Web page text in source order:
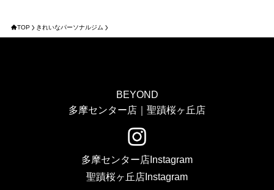
TOP きれいなパーソナルジム
BEYOND
多摩センター店｜聖蹟桜ヶ丘店
多摩センター店Instagram
聖蹟桜ヶ丘店Instagram